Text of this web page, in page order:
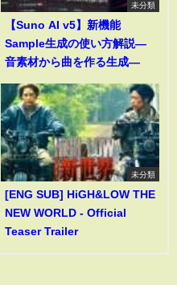
未分類
【Suno AI v5】新機能
Sample生成の使い方解説―
音素材から曲を作る生成―
未分類
[ENG SUB] HiGH&LOW THE
NEW WORLD - Official
Teaser Trailer